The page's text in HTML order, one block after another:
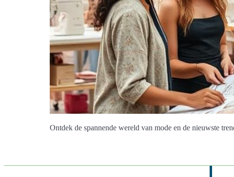
Ontdek de spannende wereld van mode en de nieuwste